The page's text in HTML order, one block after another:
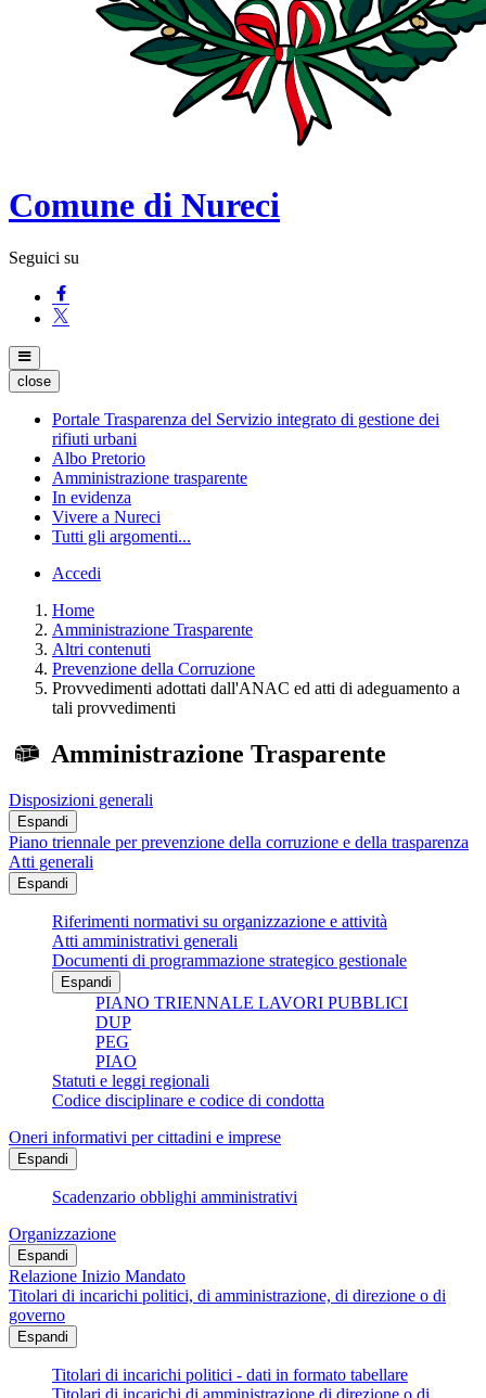
Comune di Nureci
Seguici su
close
Portale Trasparenza del Servizio integrato di gestione dei
rifiuti urbani
Albo Pretorio
Amministrazione trasparente
In evidenza
Vivere a Nureci
Tutti gli argomenti...
Accedi
Home
Amministrazione Trasparente
Altri contenuti
Prevenzione della Corruzione
Provvedimenti adottati dall'ANAC ed atti di adeguamento a
tali provvedimenti
Amministrazione Trasparente
Disposizioni generali
Espandi
Piano triennale per prevenzione della corruzione e della trasparenza
Atti generali
Espandi
Riferimenti normativi su organizzazione e attività
Atti amministrativi generali
Documenti di programmazione strategico gestionale
Espandi
PIANO TRIENNALE LAVORI PUBBLICI
DUP
PEG
PIAO
Statuti e leggi regionali
Codice disciplinare e codice di condotta
Oneri informativi per cittadini e imprese
Espandi
Scadenzario obblighi amministrativi
Organizzazione
Espandi
Relazione Inizio Mandato
Titolari di incarichi politici, di amministrazione, di direzione o di
governo
Espandi
Titolari di incarichi politici - dati in formato tabellare
Titolari di incarichi di amministrazione di direzione o di